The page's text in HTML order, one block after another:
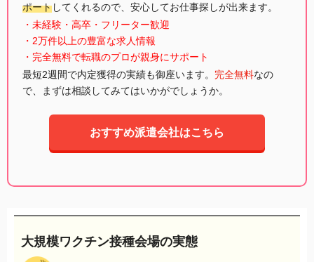
ポートしてくれるので、安心してお仕事探しが出来ます。
・未経験・高卒・フリーター歓迎
・2万件以上の豊富な求人情報
・完全無料で転職のプロが親身にサポート
最短2週間で内定獲得の実績も御座います。 完全無料なの
で、まずは相談してみてはいかがでしょうか。
おすすめ派遣会社はこちら
大規模ワクチン接種会場の実態